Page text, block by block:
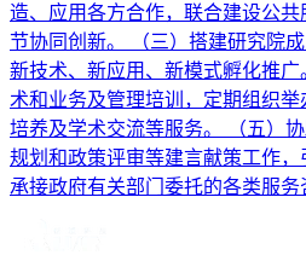
造、应用各方合作，联合建设公
节协同创新。 （三）搭建研究院
新技术、新应用、新模式孵化推
术和业务及管理培训，定期组织
培养及学术交流等服务。 （五）
规划和政策评审等建言献策工作，
承接政府有关部门委托的各类服务